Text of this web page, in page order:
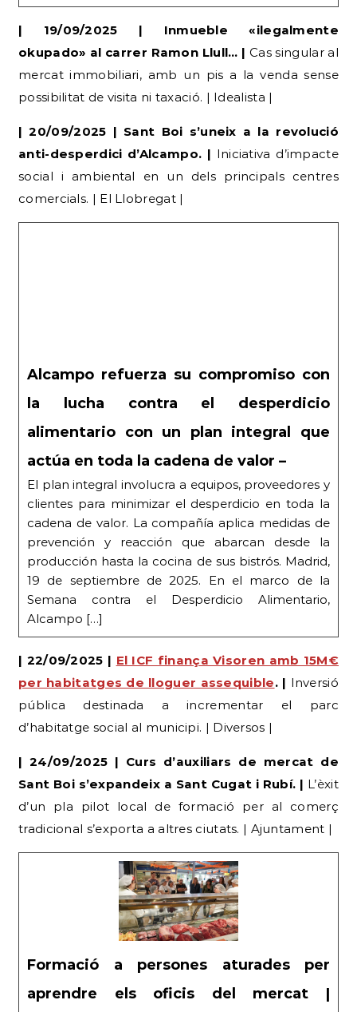
| 19/09/2025 | Inmueble «ilegalmente
okupado» al carrer Ramon Llull… | Cas singular al
mercat immobiliari, amb un pis a la venda sense
possibilitat de visita ni taxació. | Idealista |
| 20/09/2025 | Sant Boi s’uneix a la revolució
anti-desperdici d’Alcampo. | Iniciativa d’impacte
social i ambiental en un dels principals centres
comercials. | El Llobregat |
Alcampo refuerza su compromiso con
la lucha contra el desperdicio
alimentario con un plan integral que
actúa en toda la cadena de valor –
El plan integral involucra a equipos, proveedores y
clientes para minimizar el desperdicio en toda la
cadena de valor. La compañía aplica medidas de
prevención y reacción que abarcan desde la
producción hasta la cocina de sus bistrós. Madrid,
19 de septiembre de 2025. En el marco de la
Semana contra el Desperdicio Alimentario,
Alcampo […]
| 22/09/2025 | El ICF finança Visoren amb 15M€
per habitatges de lloguer assequible. | Inversió
pública destinada a incrementar el parc
d’habitatge social al municipi. | Diversos |
| 24/09/2025 | Curs d’auxiliars de mercat de
Sant Boi s’expandeix a Sant Cugat i Rubí. | L’èxit
d’un pla pilot local de formació per al comerç
tradicional s’exporta a altres ciutats. | Ajuntament |
Formació a persones aturades per
aprendre els oficis del mercat |